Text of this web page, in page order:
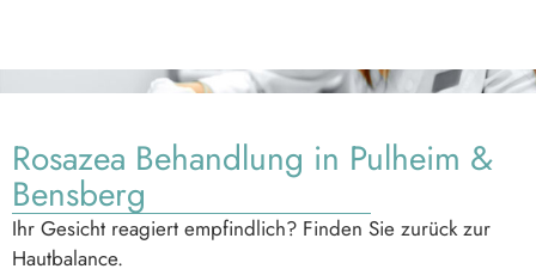
Rosazea Behandlung in Pulheim &
Bensberg
Ihr Gesicht reagiert empfindlich? Finden Sie zurück zur
Hautbalance.